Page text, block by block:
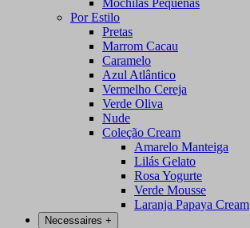
Mochilas Pequenas
Por Estilo
Pretas
Marrom Cacau
Caramelo
Azul Atlântico
Vermelho Cereja
Verde Oliva
Nude
Coleção Cream
Amarelo Manteiga
Lilás Gelato
Rosa Yogurte
Verde Mousse
Laranja Papaya Cream
Necessaires +